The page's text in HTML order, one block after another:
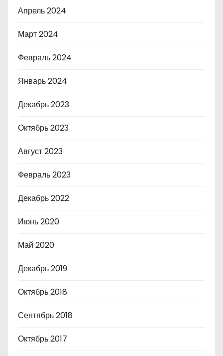
Апрель 2024
Март 2024
Февраль 2024
Январь 2024
Декабрь 2023
Октябрь 2023
Август 2023
Февраль 2023
Декабрь 2022
Июнь 2020
Май 2020
Декабрь 2019
Октябрь 2018
Сентябрь 2018
Октябрь 2017